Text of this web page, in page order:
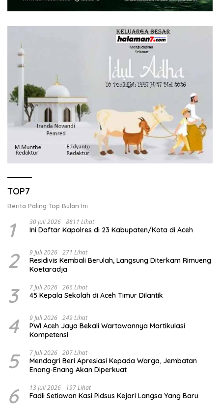
TOP7
Berita Paling Top Bulan Ini
1 30 Juli 2026 8811 Lihat
Ini Daftar Kapolres di 23 Kabupaten/Kota di Aceh
2 9 Juli 2026 271 Lihat
Residivis Kembali Berulah, Langsung Diterkam Rimueng
Koetaradja
3 7 Juli 2026 266 Lihat
45 Kepala Sekolah di Aceh Timur Dilantik
4 9 Juli 2026 249 Lihat
PWI Aceh Jaya Bekali Wartawannya Martikulasi
Kompetensi
5 7 Juli 2026 207 Lihat
Mendagri Beri Apresiasi Kepada Warga, Jembatan
Enang-Enang Akan Diperkuat
6 13 Juli 2026 197 Lihat
Fadli Setiawan Kasi Pidsus Kejari Langsa Yang Baru